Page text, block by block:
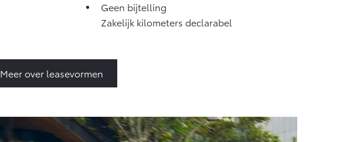
Geen bijtelling
Zakelijk kilometers declarabel
Meer over leasevormen